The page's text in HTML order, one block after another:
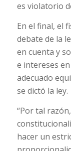
es violatorio
En el final, el
debate de la
en cuenta y
e intereses
adecuado
se dictó la ley.
“Por tal
hacer un